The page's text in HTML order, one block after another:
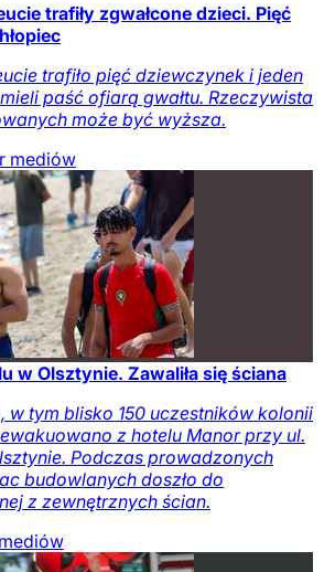
trafiły zgwałcone dzieci. Pięć
trafiło pięć dziewczynek i jeden
paść ofiarą gwałtu. Rzeczywista
może być wyższa.
mediów
w Olsztynie. Zawaliła się ściana
w tym blisko 150 uczestników kolonii
z hotelu Manor przy ul.
Podczas prowadzonych
budowlanych doszło do
z zewnętrznych ścian.